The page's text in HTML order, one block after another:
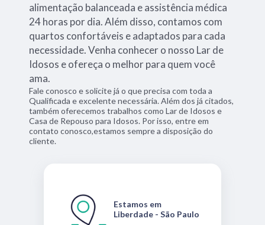
alimentação balanceada e assistência médica
24 horas por dia. Além disso, contamos com
quartos confortáveis e adaptados para cada
necessidade. Venha conhecer o nosso Lar de
Idosos e ofereça o melhor para quem você
ama.
Fale conosco e solicite já o que precisa com toda a
Qualificada e excelente necessária. Além dos já citados,
também oferecemos trabalhos como Lar de Idosos e
Casa de Repouso para Idosos. Por isso, entre em
contato conosco,estamos sempre a disposição do
cliente.
Estamos em
Liberdade - São Paulo